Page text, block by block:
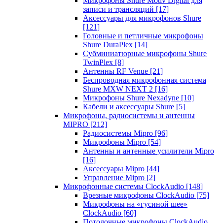
записи и трансляций [17]
Аксессуары для микрофонов Shure
[121]
Головные и петличные микрофоны
Shure DuraPlex [14]
Субминиатюрные микрофоны Shure
TwinPlex [8]
Антенны RF Venue [21]
Беспроводная микрофонная система
Shure MXW NEXT 2 [16]
Микрофоны Shure Nexadyne [10]
Кабели и аксессуары Shure [5]
Микрофоны, радиосистемы и антенны
MIPRO [212]
Радиосистемы Mipro [96]
Микрофоны Mipro [54]
Антенны и антенные усилители Mipro
[16]
Аксессуары Mipro [44]
Управление Mipro [2]
Микрофонные системы ClockAudio [148]
Врезные микрофоны ClockAudio [75]
Микрофоны на «гусиной шее»
ClockAudio [60]